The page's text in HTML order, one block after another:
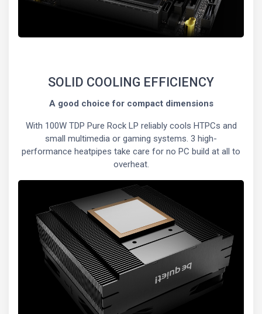
SOLID COOLING EFFICIENCY
A good choice for compact dimensions
With 100W TDP Pure Rock LP reliably cools HTPCs and
small multimedia or gaming systems. 3 high-
performance heatpipes take care for no PC build at all to
overheat.